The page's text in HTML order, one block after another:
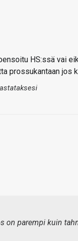
HS:ssä vai
prossukantaan jos
on parempi kuin